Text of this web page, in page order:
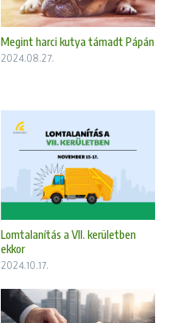
Megint harci kutya támadt Pápán
2024.08.27.
Lomtalanítás a VII. kerületben
ekkor
2024.10.17.